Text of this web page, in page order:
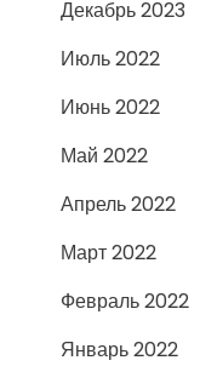
Декабрь 2023
Июль 2022
Июнь 2022
Май 2022
Апрель 2022
Март 2022
Февраль 2022
Январь 2022